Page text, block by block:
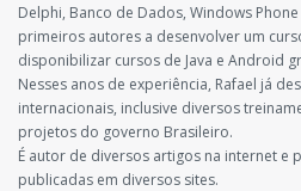
Delphi, Banco de Dados, Windows
primeiros autores a desenvolver um
disponibilizar cursos de Java e Android
Nesses anos de experiência, Rafael já
internacionais, inclusive diversos
projetos do governo Brasileiro.
É autor de diversos artigos na internet e
publicadas em diversos sites.